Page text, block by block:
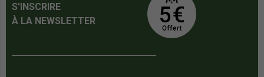
S'INSCRIRE
À LA NEWSLETTER